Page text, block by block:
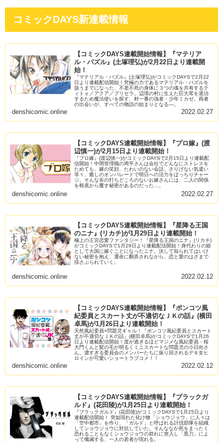
コミックDAYS新連載情報
【コミックDAYS連載開始情報】『マテリア
ル・パズル』(土塚理弘)が2月22日より連載開
始！
『マテリアル・パズル』(土塚理弘)がコミックDAYSで2月22
日より連載配信開始！究極の力であるマテリアル・パズルを
扱うまでになった、不老不死の身体に３つの魂を共有するテ
ィトォ／アクア／プリセラ。辺境の村に生えた巨大茸を退治
するため魔法使いを探す、村一番の強者・少年ミカゼ。両者
の出会いが、すべての物語の始まりとなる―。
denshicomic.online 2022.02.27
【コミックDAYS連載開始情報】『プロ嫁』(渡
辺慎一)が2月15日より連載開始！
『プロ嫁』(渡辺慎一)がコミックDAYSで2月15日より連載配
信開始！中間管理職の周平さんは会社でどんなにストレスを
ためても、嫁の笑顔、たわいのない会話、さりげない気遣い
等々、癒しのオンパレードで明日への活力をばっちりチャー
ジ。そんな非の打ちどころのないお嫁さんには、二人の関係
を根底から覆す秘密があるのだった…。
denshicomic.online 2022.02.27
【コミックDAYS連載開始情報】『星降る王国
のニナ』(リカチ)が1月29日より連載開始！
極上の王宮恋愛ファンタジー！『星降る王国のニナ』(リカチ)
がコミックDAYSで1月29日より連載配信開始！身代わりの姫
として大国に嫁ぐことになったニナ。決して知られてはいけ
ない秘密を抱え、運命に翻弄されながら、恋と愛のはざまで
揺さぶられていく。
denshicomic.online 2022.02.12
【コミックDAYS連載開始情報】『ポンコツ風
紀委員とスカート丈が不適切なＪＫの話』(横田
卓馬)が1月26日より連載開始！
天然風紀委員×問題児ギャル！『ポンコツ風紀委員とスカート
丈が不適切なＪＫの話』(横田卓馬)がコミックDAYSで1月26
日より連載配信開始！度が過ぎるほどマジメな風紀委員・桜
大門くんと髪の毛が明るくミニスカートな問題児の小日向さ
ん。濃すぎる委員会のメンバーたちに振り回されるデキ女ヒ
ロインが可愛いショートラブコメ！！
denshicomic.online 2022.02.12
【コミックDAYS連載開始情報】『ブラックガ
ルド』(花田陵)が1月25日より連載開始！
『ブラックガルド』(花田陵)がコミックDAYSで1月25日より
連載配信開始！ 突如現れた化け物「ショウジョウ」に人々は
「空中都市」を作り、「ガルド」と呼ばれる討伐部隊を組織
してショウジョウに対抗していた。そんななか死をまったく
恐れることもなくショウジョウの群れに突入し「黒刀」によ
って殲滅する、一人の若者が現れる。